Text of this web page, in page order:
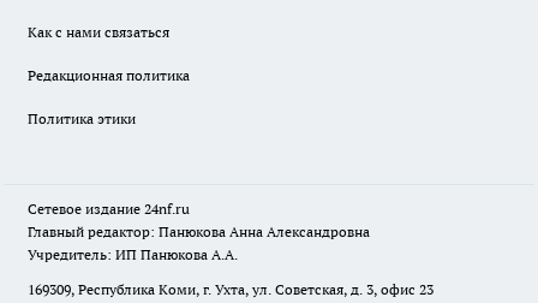
Как с нами связаться
Редакционная политика
Политика этики
Сетевое издание 24nf.ru
Главный редактор: Панюкова Анна Александровна
Учредитель: ИП Панюкова А.А.
169309, Республика Коми, г. Ухта, ул. Советская, д. 3, офис 23